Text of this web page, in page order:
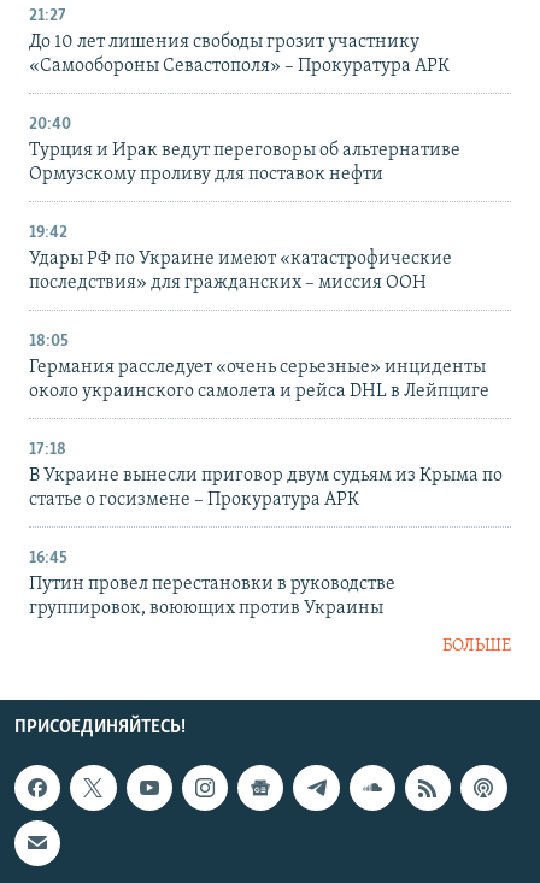
21:27
До 10 лет лишения свободы грозит участнику
«Самообороны Севастополя» – Прокуратура АРК
20:40
Турция и Ирак ведут переговоры об альтернативе
Ормузскому проливу для поставок нефти
19:42
Удары РФ по Украине имеют «катастрофические
последствия» для гражданских – миссия ООН
18:05
Германия расследует «очень серьезные» инциденты
около украинского самолета и рейса DHL в Лейпциге
17:18
В Украине вынесли приговор двум судьям из Крыма по
статье о госизмене – Прокуратура АРК
16:45
Путин провел перестановки в руководстве
группировок, воюющих против Украины
БОЛЬШЕ
ПРИСОЕДИНЯЙТЕСЬ!